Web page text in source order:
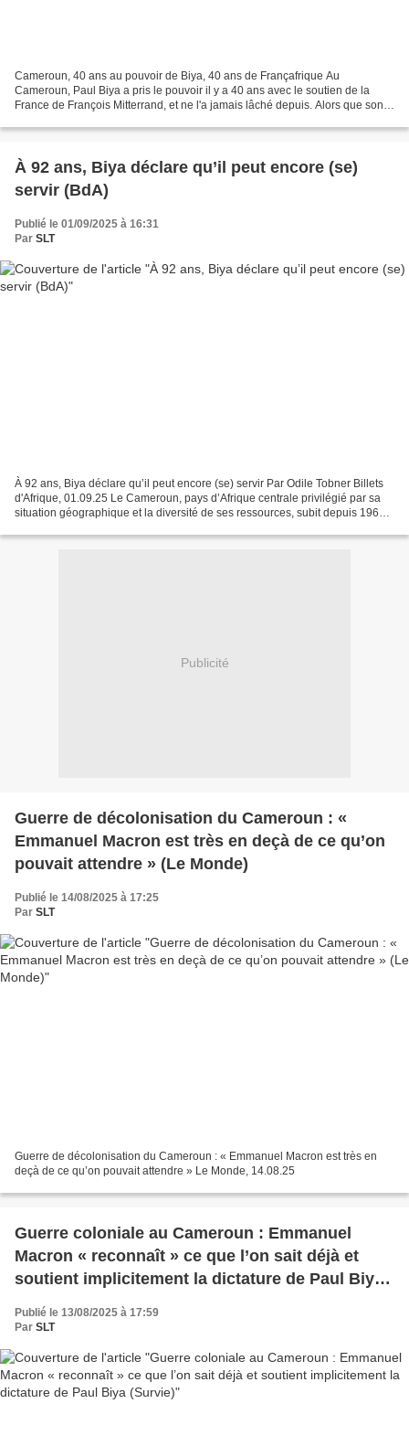
Cameroun, 40 ans au pouvoir de Biya, 40 ans de Françafrique Au
Cameroun, Paul Biya a pris le pouvoir il y a 40 ans avec le soutien de la
France de François Mitterrand, et ne l'a jamais lâché depuis. Alors que son
À 92 ans, Biya déclare qu’il peut encore (se)
servir (BdA)
Publié le 01/09/2025 à 16:31
Par SLT
À 92 ans, Biya déclare qu’il peut encore (se) servir Par Odile Tobner Billets
d'Afrique, 01.09.25 Le Cameroun, pays d’Afrique centrale privilégié par sa
situation géographique et la diversité de ses ressources, subit depuis 1960
Publicité
Guerre de décolonisation du Cameroun : «
Emmanuel Macron est très en deçà de ce qu’on
pouvait attendre » (Le Monde)
Publié le 14/08/2025 à 17:25
Par SLT
Guerre de décolonisation du Cameroun : « Emmanuel Macron est très en
deçà de ce qu’on pouvait attendre » Le Monde, 14.08.25
Guerre coloniale au Cameroun : Emmanuel
Macron « reconnaît » ce que l’on sait déjà et
soutient implicitement la dictature de Paul Biya
(Survie)
Publié le 13/08/2025 à 17:59
Par SLT